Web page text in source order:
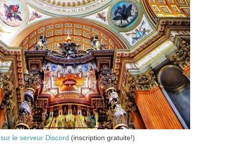
sur le serveur Discord (inscription gratuite!)